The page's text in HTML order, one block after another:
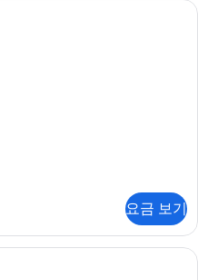
고급 침구, 오리/거위털 이불, 필로우탑
요금 보기
프레지덴셜 스위트 | 객실에서 보이는